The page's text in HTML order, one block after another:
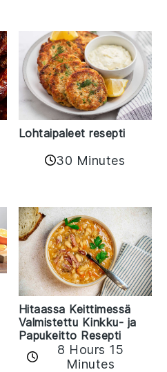
Lohtaipaleet resepti
30 Minutes
Hitaassa Keittimessä
Valmistettu Kinkku- ja
Papukeitto Resepti
8 Hours 15
Minutes